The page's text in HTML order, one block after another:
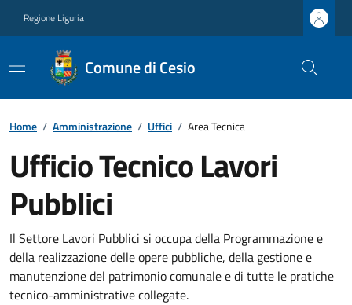
Regione Liguria
Comune di Cesio
Home / Amministrazione / Uffici / Area Tecnica
Ufficio Tecnico Lavori
Pubblici
Il Settore Lavori Pubblici si occupa della Programmazione e
della realizzazione delle opere pubbliche, della gestione e
manutenzione del patrimonio comunale e di tutte le pratiche
tecnico-amministrative collegate.